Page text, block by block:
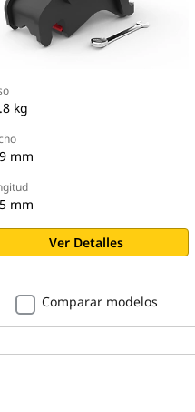
kg
mm
mm
Ver Detalles
Comparar modelos